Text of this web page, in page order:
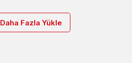
Daha Fazla Yükle